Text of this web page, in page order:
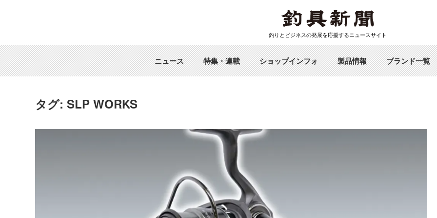
釣りとビジネスの発展を応援するニュースサイト
ニュース 特集・連載 ショップインフォ 製品情報 ブランド一覧
タグ: SLP WORKS